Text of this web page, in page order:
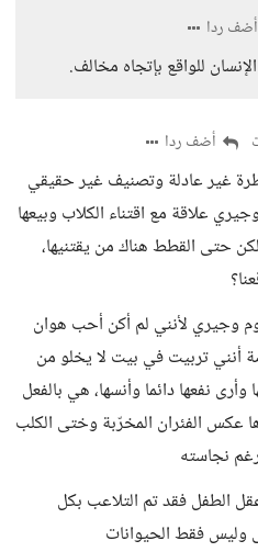
أضف ردا
للواقع بإتجاه مخالف.
أضف ردا
نظرة غير عادلة وتصنيف غير حقيقي
علاقة مع اقتناء الكلاب وبيعها
حتى القطط هناك من يقتنيها،
وجيري لأنني لم أكن أحب هوان
أنني تربيت في بيت لا يخلو من
نفعها دائما وأنسها، هي بالفعل
عكس الفئران المخرّبة وختى الكلب
نجاسته
الطفل فقد تم التلاعب بكل
وليس فقط الحيوانات